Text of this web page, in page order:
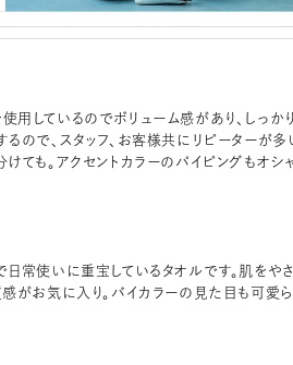
しているのでボリューム感があり、しっか
ので、スタッフ、お客様共にリピーターが多
ても。アクセントカラーのパイピングもオシ
常使いに重宝しているタオルです。肌をや
がお気に入り。バイカラーの見た目も可愛